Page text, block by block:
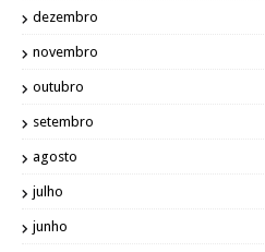
dezembro
novembro
outubro
setembro
agosto
julho
junho